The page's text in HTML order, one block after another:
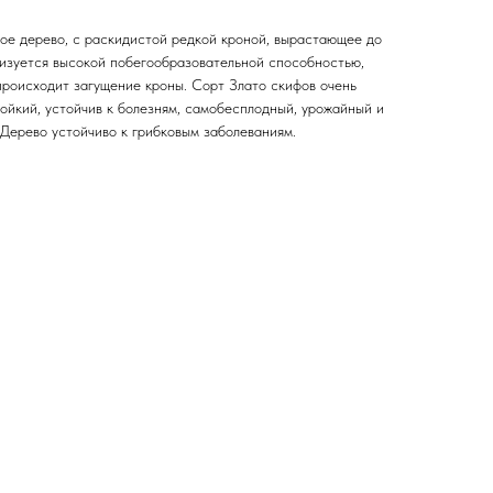
дерево, с раскидистой редкой кроной, вырастающее до
высокой побегообразовательной способностью,
загущение кроны. Сорт Злато скифов очень
устойчив к болезням, самобесплодный, урожайный и
устойчиво к грибковым заболеваниям.